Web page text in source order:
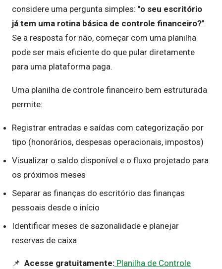
considere uma pergunta simples: "o seu escritório
já tem uma rotina básica de controle financeiro?".
Se a resposta for não, começar com uma planilha
pode ser mais eficiente do que pular diretamente
para uma plataforma paga.
Uma planilha de controle financeiro bem estruturada
permite:
Registrar entradas e saídas com categorização por
tipo (honorários, despesas operacionais, impostos)
Visualizar o saldo disponível e o fluxo projetado para
os próximos meses
Separar as finanças do escritório das finanças
pessoais desde o início
Identificar meses de sazonalidade e planejar
reservas de caixa
📌 Acesse gratuitamente: Planilha de Controle